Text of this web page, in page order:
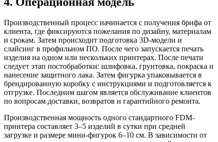
Производственный процесс начинается с получения брифа от
клиента, где фиксируются пожелания по дизайну, материалам
и срокам. Затем происходит подготовка 3D-модели и
слайсинг в профильном ПО. После чего запускается печать
изделия на одном или нескольких принтерах. После печати
следует этап постобработки: шлифовка, грунтовка, покраска и
нанесение защитного лака. Затем фигурка упаковывается в
брендированную коробку с инструкциями и подготовляется к
отгрузке. Последним шагом является обслуживание клиентов
по вопросам доставки, возвратов и гарантийного ремонта.
Производственная мощность одного стандартного FDM-
принтера составляет 3–5 изделий в сутки при средней
загрузке и размере мини-фигурок 6–10 см. В зависимости от